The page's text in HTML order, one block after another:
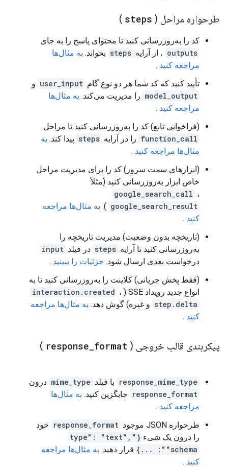
طرحواره مراحل ( steps
)
کد را به‌روزرسانی کنید تا محتوای پاسخ را به جای
outputs ، از آرایه steps بخواند. به مثال‌ها
مراجعه کنید .
تأیید کنید که کد شما هر دو نوع گام user_input و
model_output را مدیریت می‌کند. به مثال‌ها
مراجعه کنید .
(فراخوانی تابع) کد را به‌روزرسانی کنید تا مراحل
function_call را در آرایه steps پیدا کند. به
مثال‌ها مراجعه کنید .
(ابزارهای سمت سرور) کد را برای مدیریت مراحل
خاص ابزار به‌روزرسانی کنید (مثلاً
google_search_call ،
google_search_result
). به مثال‌ها مراجعه
کنید .
(تاریخچه بدون وضعیت) مدیریت تاریخچه را
به‌روزرسانی کنید تا آرایه steps در فیلد input
درخواست بعدی ارسال شود. جزئیات را ببینید .
(فقط پخش جریانی) کلاینت را به‌روزرسانی کنید تا به
انواع جدید رویداد SSE (
interaction.created ،
step.delta و غیره) گوش دهد. به مثال‌ها مراجعه
کنید .
پیکربندی قالب خروجی ( response format
)
response_mime_type با فیلد mime_type درون
response_format جایگزین کنید. به مثال‌ها
مراجعه کنید .
طرحواره JSON موجود
response_format خود
را درون یک شیء
{"type": "text",
"schema": ...}
قرار دهید. به مثال‌ها مراجعه
کنید .